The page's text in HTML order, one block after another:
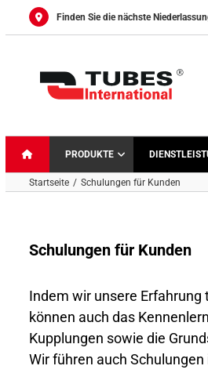
Finden Sie die nächste
PRODUKTE
Startseite Schulungen für Kunden
Schulungen für Kunden
Indem wir unsere Erfahrung
können auch das
Kupplungen sowie die
Wir führen auch